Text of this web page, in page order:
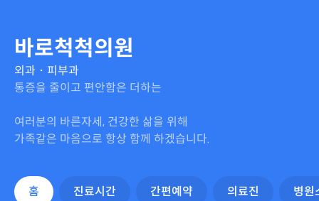
바로척척의원
외과 ･ 피부과
통증을 줄이고 편안함은 더하는
여러분의 바른자세, 건강한 삶을 위해
가족같은 마음으로 항상 함께 하겠습니다.
홈 진료시간 간편예약 의료진 병원